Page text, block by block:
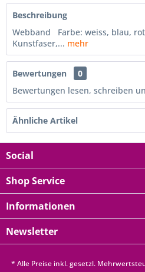
Beschreibung
Webband Farbe: weiss, blau,
Kunstfaser,... mehr
Bewertungen
0
Bewertungen lesen, schreiben
Ähnliche Artikel
Social
Shop Service
Informationen
Newsletter
* Alle Preise inkl. gesetzl.